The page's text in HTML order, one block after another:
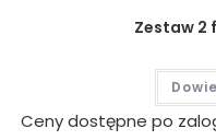
Zestaw 2
Ceny dostępne po